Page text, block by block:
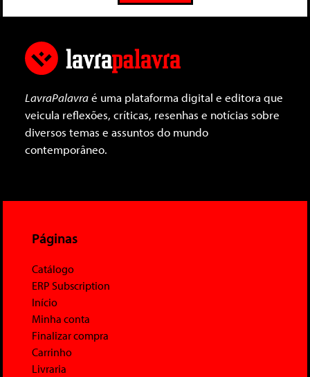
LavraPalavraé uma plataforma digital e editora que
veicula reflexões, críticas, resenhas e notícias sobre
diversos temas e assuntos do mundo
contemporâneo.
Páginas
Catálogo
ERP Subscription
Início
Minha conta
Finalizar compra
Carrinho
Livraria